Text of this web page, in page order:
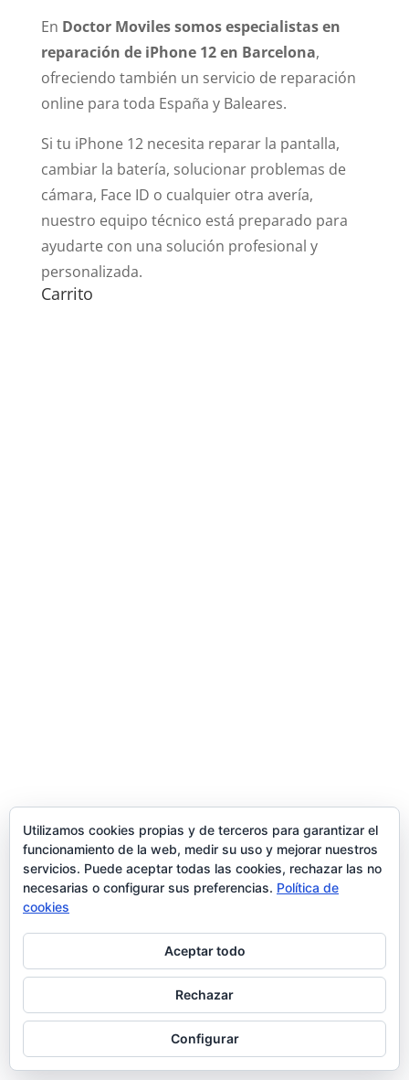
En Doctor Moviles somos especialistas en
reparación de iPhone 12 en Barcelona,
ofreciendo también un servicio de reparación
online para toda España y Baleares.
Si tu iPhone 12 necesita reparar la pantalla,
cambiar la batería, solucionar problemas de
cámara, Face ID o cualquier otra avería,
nuestro equipo técnico está preparado para
ayudarte con una solución profesional y
personalizada.
Carrito
Utilizamos cookies propias y de terceros para garantizar el
funcionamiento de la web, medir su uso y mejorar nuestros
servicios. Puede aceptar todas las cookies, rechazar las no
necesarias o configurar sus preferencias. Política de
cookies
Aceptar todo
Rechazar
Configurar